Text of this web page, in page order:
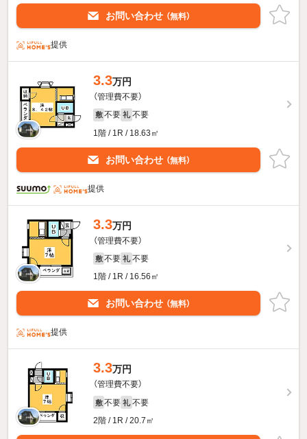
お問い合わせ （無料）
提供
3.3万円
（管理費不要）
敷 不要 礼 不要
1階 / 1R / 18.63㎡
お問い合わせ （無料）
提供
3.3万円
（管理費不要）
敷 不要 礼 不要
1階 / 1R / 16.56㎡
お問い合わせ （無料）
提供
3.3万円
（管理費不要）
敷 不要 礼 不要
2階 / 1R / 20.7㎡